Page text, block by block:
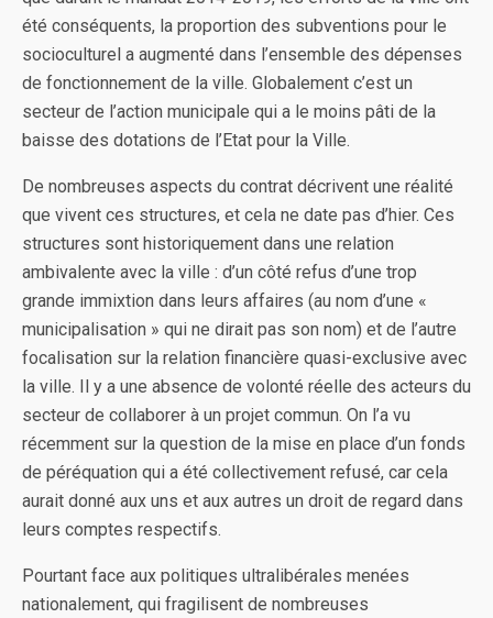
été conséquents, la proportion des subventions pour le
socioculturel a augmenté dans l’ensemble des dépenses
de fonctionnement de la ville. Globalement c’est un
secteur de l’action municipale qui a le moins pâti de la
baisse des dotations de l’Etat pour la Ville.
De nombreuses aspects du contrat décrivent une réalité
que vivent ces structures, et cela ne date pas d’hier. Ces
structures sont historiquement dans une relation
ambivalente avec la ville : d’un côté refus d’une trop
grande immixtion dans leurs affaires (au nom d’une «
municipalisation » qui ne dirait pas son nom) et de l’autre
focalisation sur la relation financière quasi-exclusive avec
la ville. Il y a une absence de volonté réelle des acteurs du
secteur de collaborer à un projet commun. On l’a vu
récemment sur la question de la mise en place d’un fonds
de péréquation qui a été collectivement refusé, car cela
aurait donné aux uns et aux autres un droit de regard dans
leurs comptes respectifs.
Pourtant face aux politiques ultralibérales menées
nationalement, qui fragilisent de nombreuses